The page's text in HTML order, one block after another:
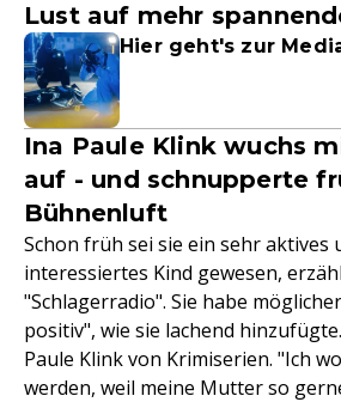
Lust auf mehr
Hier geht's zur
Ina Paule Klink wuchs
auf - und schnupperte
Bühnenluft
Schon früh sei sie ein sehr aktives
interessiertes Kind gewesen,
"Schlagerradio". Sie habe
positiv", wie sie lachend
Paule Klink von Krimiserien. "Ich
werden, weil meine Mutter so